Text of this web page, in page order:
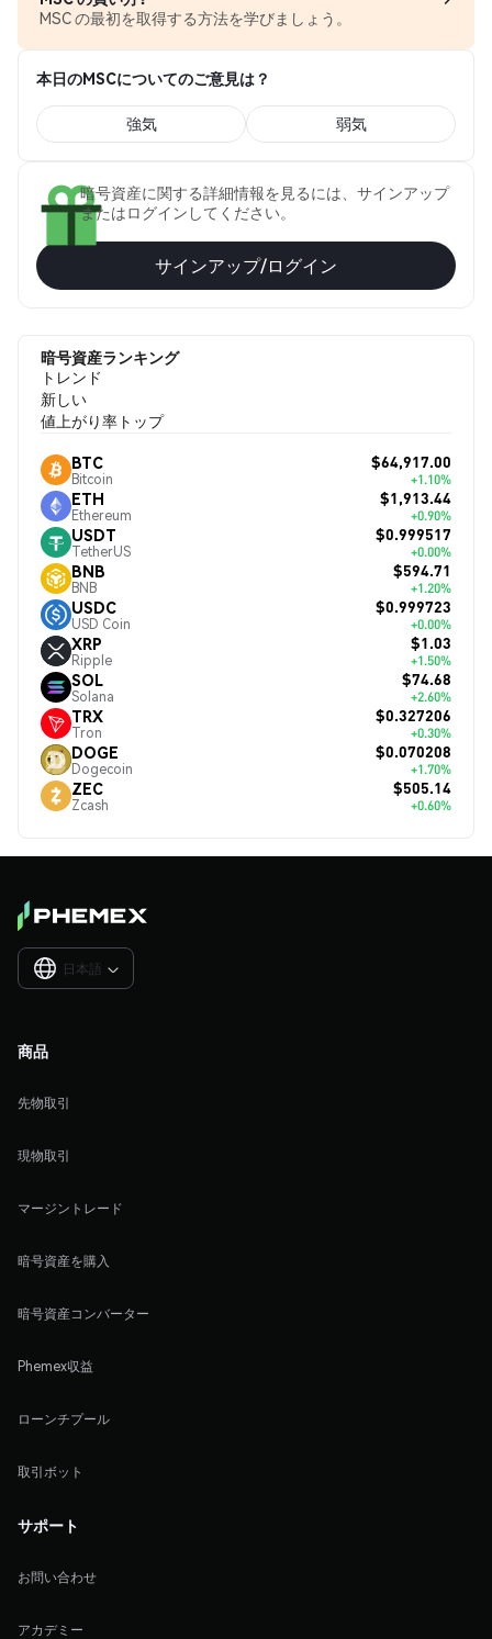
MSC の最初を取得する方法を学びましょう。
本日のMSCについてのご意見は？
強気 弱気
暗号資産に関する詳細情報を見るには、サインアップ
またはログインしてください。
サインアップ/ログイン
暗号資産ランキング
トレンド
新しい
値上がり率トップ
BTC
Bitcoin
$64,917.00
+1.10%
ETH
Ethereum
$1,913.44
+0.90%
USDT
TetherUS
$0.999517
+0.00%
BNB
BNB
$594.71
+1.20%
USDC
USD Coin
$0.999723
+0.00%
XRP
Ripple
$1.03
+1.50%
SOL
Solana
$74.68
+2.60%
TRX
Tron
$0.327206
+0.30%
DOGE
Dogecoin
$0.070208
+1.70%
ZEC
Zcash
$505.14
+0.60%
日本語 
商品
先物取引
現物取引
マージントレード
暗号資産を購入
暗号資産コンバーター
Phemex収益
ローンチプール
取引ボット
サポート
お問い合わせ
アカデミー